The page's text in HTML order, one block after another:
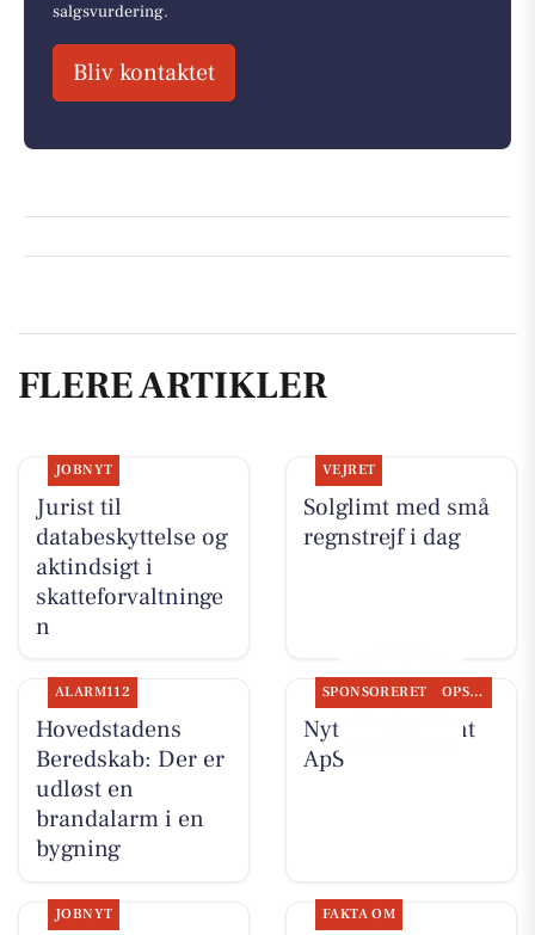
salgsvurdering.
Bliv kontaktet
FLERE ARTIKLER
JOBNYT
Jurist til
databeskyttelse og
aktindsigt i
skatteforvaltninge
n
VEJRET
Solglimt med små
regnstrejf i dag
ALARM112
Hovedstadens
Beredskab: Der er
udløst en
brandalarm i en
bygning
SPONSORERET OPSLAGSTAVLEN
Nyt fra Fairpaint
ApS
JOBNYT FAKTA OM